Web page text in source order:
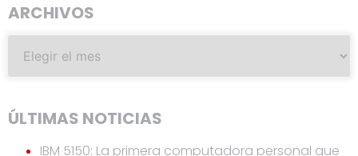
ARCHIVOS
ÚLTIMAS NOTICIAS
IBM 5150: La primera computadora personal que